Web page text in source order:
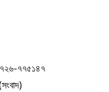
৭৭৫১৪৭